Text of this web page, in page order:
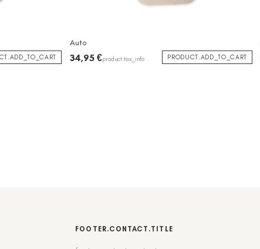
Auto
34,95 €product.tax_info PRODUCT.ADD_TO_CART
FOOTER.CONTACT.TITLE